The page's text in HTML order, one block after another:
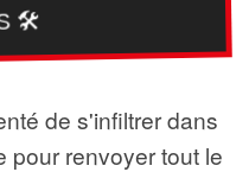
🛠️
de s'infiltrer dans
pour renvoyer tout le